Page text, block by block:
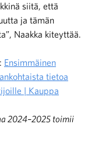
siitä, että
ja tämän
Naakka kiteyttää.
Ensimmäinen
tietoa
| Kauppa
2024–2025 toimii